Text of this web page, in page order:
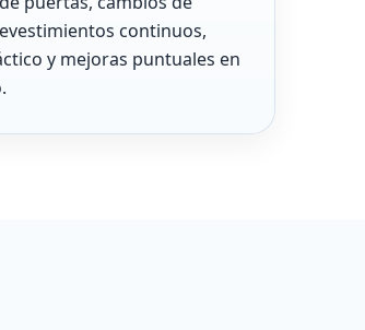
continuos,
y mejoras puntuales en